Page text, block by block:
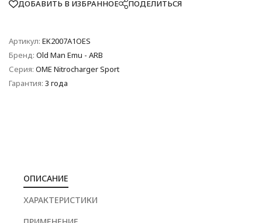
ДОБАВИТЬ В ИЗБРАННОЕ ПОДЕЛИТЬСЯ
Артикул: EK2007A1OES
Бренд: Old Man Emu - ARB
Серия: OME Nitrocharger Sport
Гарантия: 3 года
ОПИСАНИЕ
ХАРАКТЕРИСТИКИ